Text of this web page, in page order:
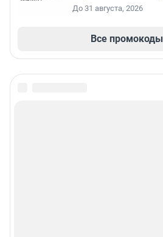
До 31 августа, 2026
Все промокоды